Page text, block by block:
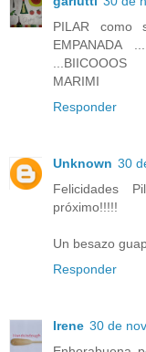
PILAR como
EMPANADA
...BIICOOOS
MARIMI
Responder
Unknown 30
Felicidades
próximo!!!!!
Un besazo
Responder
Irene 30 de